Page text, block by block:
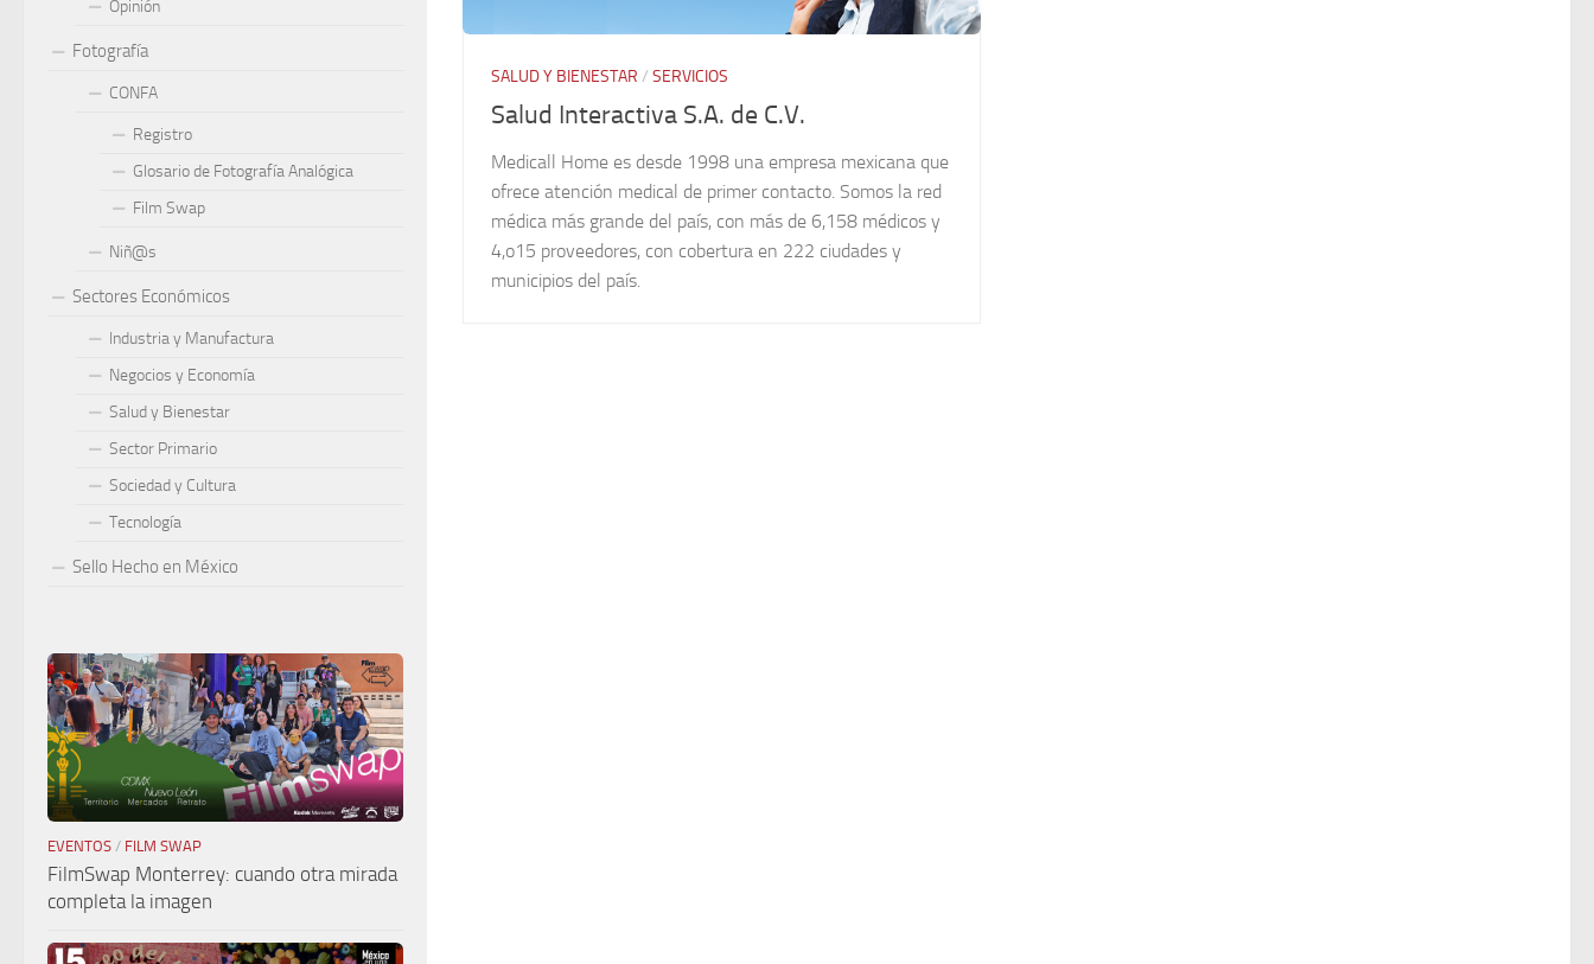
SALUD Y BIENESTAR / SERVICIOS
Salud Interactiva S.A. de C.V.
Medicall Home es desde 1998 una empresa mexicana que
ofrece atención medical de primer contacto. Somos la red
médica más grande del país, con más de 6,158 médicos y
4,o15 proveedores, con cobertura en 222 ciudades y
municipios del país.
Opinión
Fotografía
CONFA
Registro
Glosario de Fotografía Analógica
Film Swap
Niñ@s
Sectores Económicos
Industria y Manufactura
Negocios y Economía
Salud y Bienestar
Sector Primario
Sociedad y Cultura
Tecnología
Sello Hecho en México
EVENTOS / FILM SWAP
FilmSwap Monterrey: cuando otra mirada
completa la imagen